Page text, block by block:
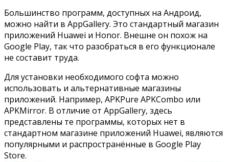
Большинство программ, доступных на Андроид,
можно найти в AppGallery. Это стандартный магазин
приложений Huawei и Honor. Внешне он похож на
Google Play, так что разобраться в его функционале
не составит труда.
Для установки необходимого софта можно
использовать и альтернативные магазины
приложений. Например, APKPure APKCombo или
APKMirror. В отличие от AppGallery, здесь
представлены те программы, которых нет в
стандартном магазине приложений Huawei, являются
популярными и распространённые в Google Play
Store.